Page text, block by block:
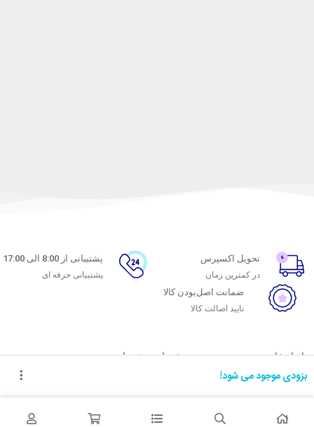
بزودی موجود می شود!
تحویل اکسپرس
در کمترین زمان
پشتیبانی از 8:00 الی 17:00
پشتیبانی حرفه ای
ضمانت اصل‌بودن کالا
تایید اصالت کالا
با ماه خانوم
اتاق خبر ماه خانوم
همکاری با سازمان‌ها
خدمات مشتریان
شرایط استفاده